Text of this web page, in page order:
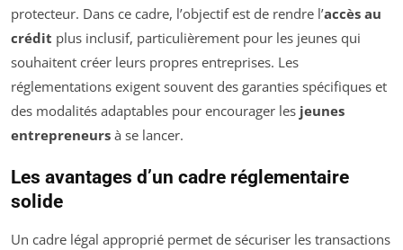
protecteur. Dans ce cadre, l’objectif est de rendre l’accès au
crédit plus inclusif, particulièrement pour les jeunes qui
souhaitent créer leurs propres entreprises. Les
réglementations exigent souvent des garanties spécifiques et
des modalités adaptables pour encourager les jeunes
entrepreneurs à se lancer.
Les avantages d’un cadre réglementaire
solide
Un cadre légal approprié permet de sécuriser les transactions